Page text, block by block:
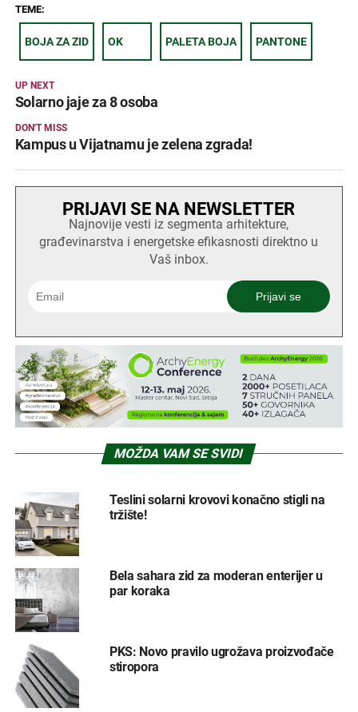
TEME:
BOJA ZA ZID OK PALETA BOJA PANTONE
UP NEXT
Solarno jaje za 8 osoba
DON'T MISS
Kampus u Vijatnamu je zelena zgrada!
PRIJAVI SE NA NEWSLETTER
Najnovije vesti iz segmenta arhitekture,
građevinarstva i energetske efikasnosti direktno u
Vaš inbox.
MOŽDA VAM SE SVIDI
Teslini solarni krovovi konačno stigli na
tržište!
Bela sahara zid za moderan enterijer u
par koraka
PKS: Novo pravilo ugrožava proizvođače
stiropora